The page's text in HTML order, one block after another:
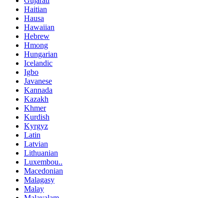
Haitian
Hausa
Hawaiian
Hebrew
Hmong
Hungarian
Icelandic
Igbo
Javanese
Kannada
Kazakh
Khmer
Kurdish
Kyrgyz
Latin
Latvian
Lithuanian
Luxembou..
Macedonian
Malagasy
Malay